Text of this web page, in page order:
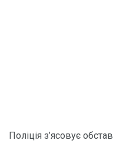
Поліція з’ясовує